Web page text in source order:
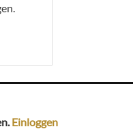
Einloggen